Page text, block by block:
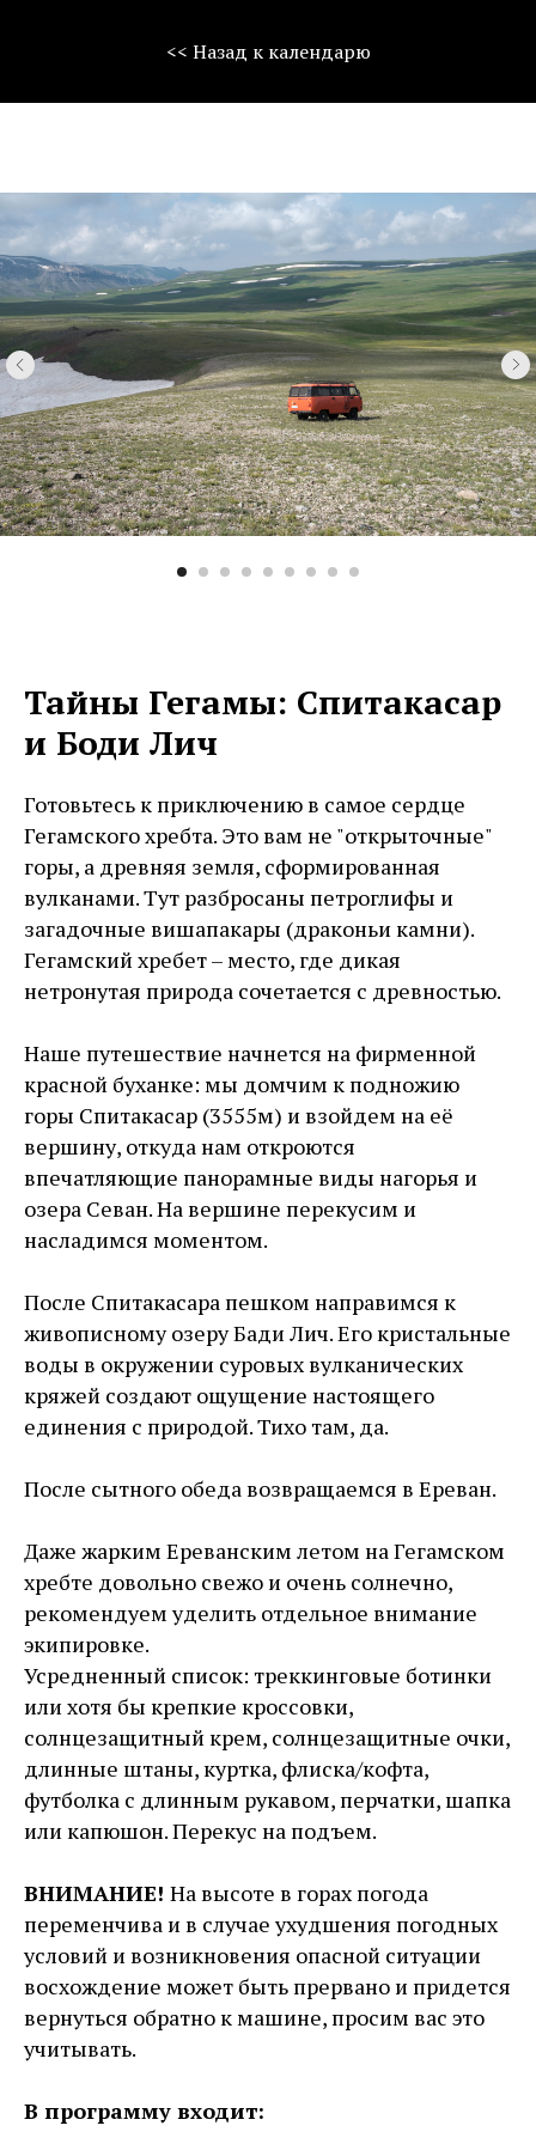
<< Назад к календарю
Тайны Гегамы: Спитакасар
и Боди Лич
Готовьтесь к приключению в самое сердце
Гегамского хребта. Это вам не "открыточные"
горы, а древняя земля, сформированная
вулканами. Тут разбросаны петроглифы и
загадочные вишапакары (драконьи камни).
Гегамский хребет – место, где дикая
нетронутая природа сочетается с древностью.
Наше путешествие начнется на фирменной
красной буханке: мы домчим к подножию
горы Спитакасар (3555м) и взойдем на её
вершину, откуда нам откроются
впечатляющие панорамные виды нагорья и
озера Севан. На вершине перекусим и
насладимся моментом.
После Спитакасара пешком направимся к
живописному озеру Бади Лич. Его кристальные
воды в окружении суровых вулканических
кряжей создают ощущение настоящего
единения с природой. Тихо там, да.
После сытного обеда возвращаемся в Ереван.
Даже жарким Ереванским летом на Гегамском
хребте довольно свежо и очень солнечно,
рекомендуем уделить отдельное внимание
экипировке.
Усредненный список: треккинговые ботинки
или хотя бы крепкие кроссовки,
солнцезащитный крем, солнцезащитные очки,
длинные штаны, куртка, флиска/кофта,
футболка с длинным рукавом, перчатки, шапка
или капюшон. Перекус на подъем.
ВНИМАНИЕ! На высоте в горах погода
переменчива и в случае ухудшения погодных
условий и возникновения опасной ситуации
восхождение может быть прервано и придется
вернуться обратно к машине, просим вас это
учитывать.
В программу входит: